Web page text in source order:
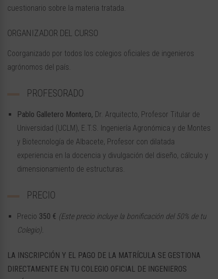
cuestionario sobre la materia tratada.
ORGANIZADOR DEL CURSO
Coorganizado por todos los colegios oficiales de ingenieros
agrónomos del país.
PROFESORADO
Pablo Galletero Montero, Dr. Arquitecto, Profesor Titular de
Universidad (UCLM), E.T.S. Ingeniería Agronómica y de Montes
y Biotecnología de Albacete, Profesor con dilatada
experiencia en la docencia y divulgación del diseño, cálculo y
dimensionamiento de estructuras.
PRECIO
Precio 350 € (Este precio incluye la bonificación del 50% de tu
Colegio).
LA INSCRIPCIÓN Y EL PAGO DE LA MATRÍCULA SE GESTIONA
DIRECTAMENTE EN TU COLEGIO OFICIAL DE INGENIEROS